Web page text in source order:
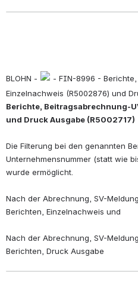
BLOHN -
- FIN-8996 -
Einzelnachweis (R5002876) und
Berichte, Beitragsabrechnung-
und Druck Ausgabe (R5002717)
Die Filterung bei den genannten
Unternehmensnummer (statt wie
wurde ermöglicht.
Nach der Abrechnung, SV-
Berichten, Einzelnachweis und
Nach der Abrechnung, SV-
Berichten, Druck Ausgabe